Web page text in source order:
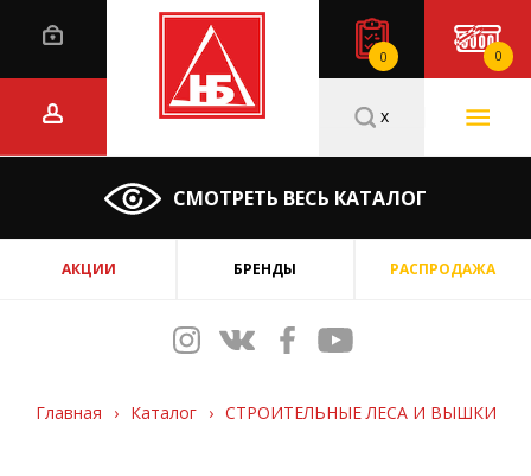
0 0
СМОТРЕТЬ ВЕСЬ КАТАЛОГ
x
АКЦИИ БРЕНДЫ РАСПРОДАЖА
Главная › Каталог › СТРОИТЕЛЬНЫЕ ЛЕСА И ВЫШКИ